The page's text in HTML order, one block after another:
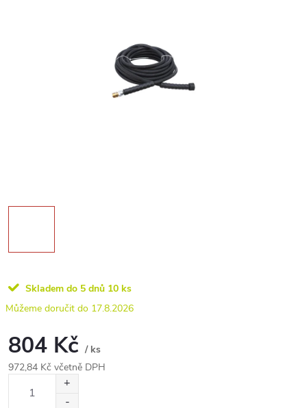
Skladem do 5 dnů 10 ks
17.8.2026
804 Kč / ks
972,84 Kč včetně DPH